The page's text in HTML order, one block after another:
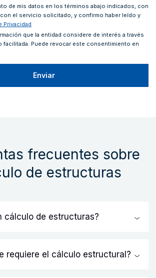
de mis datos en los términos abajo indicados, con
con el servicio solicitado, y confirmo haber leído y
Privacidad
que la entidad considere de interés a través
facilitada. Puede revocar este consentimiento en
frecuentes sobre
de estructuras
cálculo de estructuras?
estructural, forma parte del
requiere el cálculo estructural?